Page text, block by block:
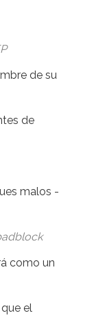
de su
de
malos -
como un
el